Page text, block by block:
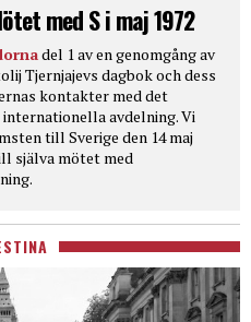
med S i maj 1972
del 1 av en genomgång av
Tjernjajevs dagbok och dess
kontakter med det
avdelning. Vi
till Sverige den 14 maj
själva mötet med